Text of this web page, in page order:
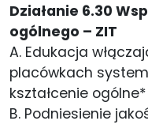
Działanie 6.30
ogólnego – ZIT
A. Edukacja
placówkach
kształcenie ogólne*
B. Podniesienie